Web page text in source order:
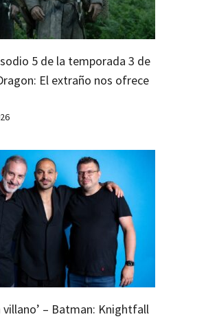
5 de la temporada 3 de
El extraño nos ofrece
villano’ – Batman: Knightfall